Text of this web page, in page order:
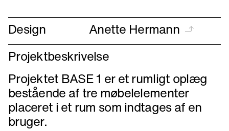
Design
Anette Hermann
Projektbeskrivelse
Projektet BASE 1 er et rumligt oplæg
bestående af tre møbelelementer
placeret i et rum som indtages af en
bruger.